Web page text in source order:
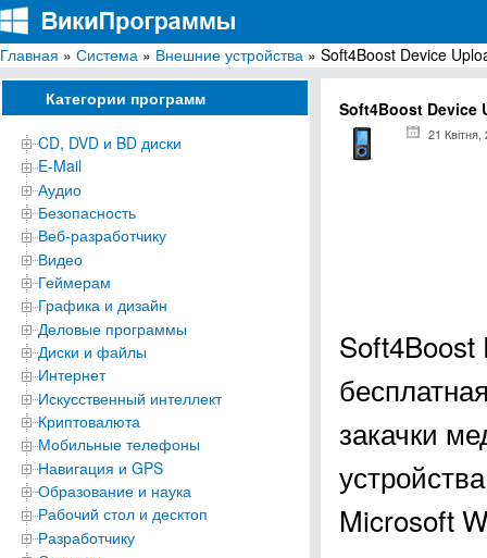
ВикиПрограммы
Энциклопедия бесплатных компьютерных программ для Windows
Главная » Система » Внешние устройства » Soft4Boost Device
Категории программ
CD, DVD и BD диски
E-Mail
Аудио
Безопасность
Веб-разработчику
Видео
Геймерам
Графика и дизайн
Деловые программы
Диски и файлы
Интернет
Искусственный интеллект
Криптовалюта
Мобильные телефоны
Навигация и GPS
Образование и наука
Рабочий стол и десктоп
Разработчику
Soft4Boost Device
21 Квітня,
Soft4Boost
закачки
Microsoft